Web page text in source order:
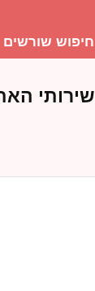
חיפוש שורשים
שירותי